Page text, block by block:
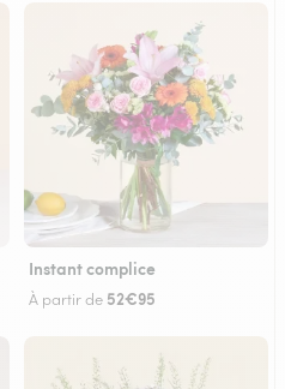
Instant complice
À partir de 52€95